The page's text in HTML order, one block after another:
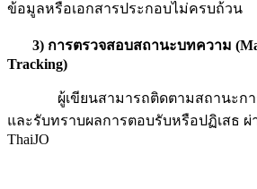
ข้อมูลหรือเอกสารประกอบไม่ครบถ้วน
3) การตรวจสอบสถานะบทความ
Tracking)
ผู้เขียนสามารถติดตามสถานะกา
และรับทราบผลการตอบรับหรือปฏิเสธ ผ่
ThaiJO